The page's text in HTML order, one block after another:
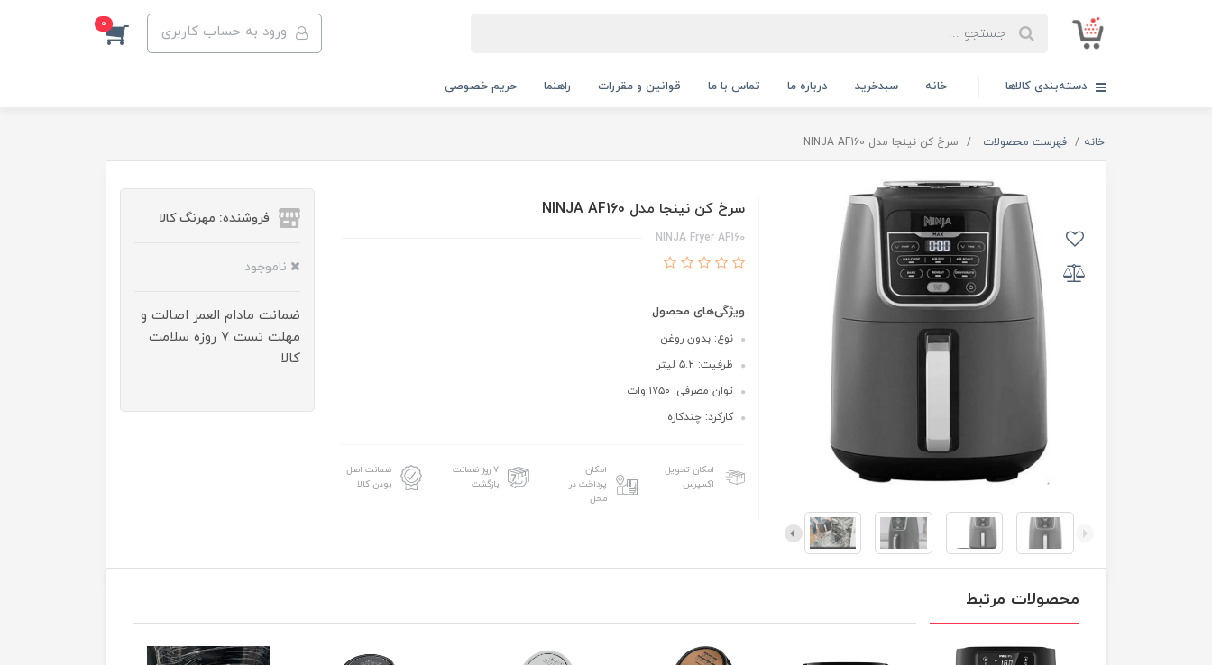
ورود به حساب کاربری 0
دسته‌بندی کالاها خانه سبدخرید درباره ما تماس با ما قوانین و مقررات راهنما حریم خصوصی
خانه فهرست محصولات سرخ کن نینجا مدل NINJA AF160
سرخ کن نینجا مدل NINJA AF160
NINJA Fryer AF160
ویژگی‌های محصول
نوع: بدون روغن
ظرفیت: ۵.۲ لیتر
توان مصرفی: ۱۷۵۰ وات
کارکرد: چندکاره
امکان تحویل
اکسپرس
امکان
پرداخت در
محل
۷ روز ضمانت
بازگشت
ضمانت اصل
بودن کالا
فروشنده: مهرنگ کالا
ناموجود
ضمانت مادام العمر اصالت و
مهلت تست ۷ روزه سلامت
کالا
محصولات مرتبط